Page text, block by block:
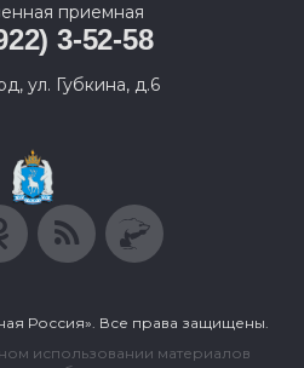
приемная
3-52-58
ул. Губкина, д.6
Россия». Все права защищены.
использовании материалов